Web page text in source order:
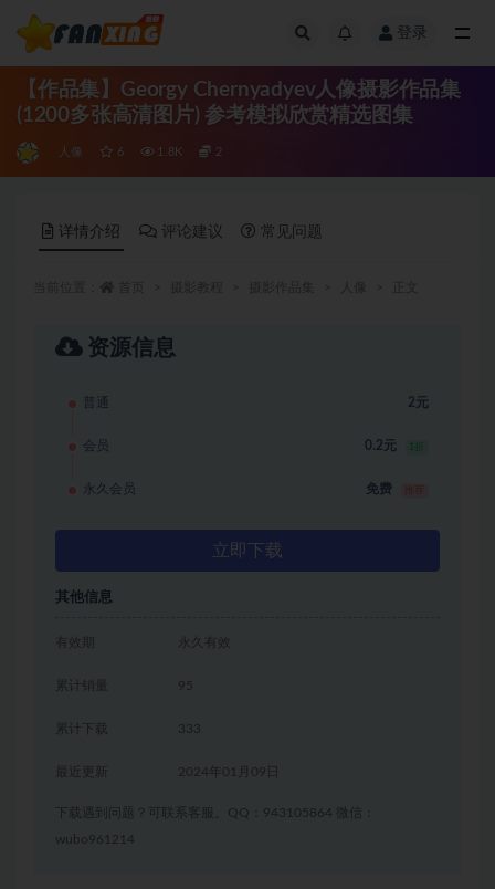
登录
【作品集】Georgy Chernyadyev人像摄影作品集
(1200多张高清图片) 参考模拟欣赏精选图集
人像 6 1.8K 2
详情介绍 评论建议 常见问题
资源信息
普通 2元
会员 0.2元 1折
永久会员 免费
立即下载
其他信息
有效期 永久有效
累计销量 95
累计下载 333
2024年01月09日
下载遇到问题？可联系客服。QQ：943105864 微信：
wubo961214